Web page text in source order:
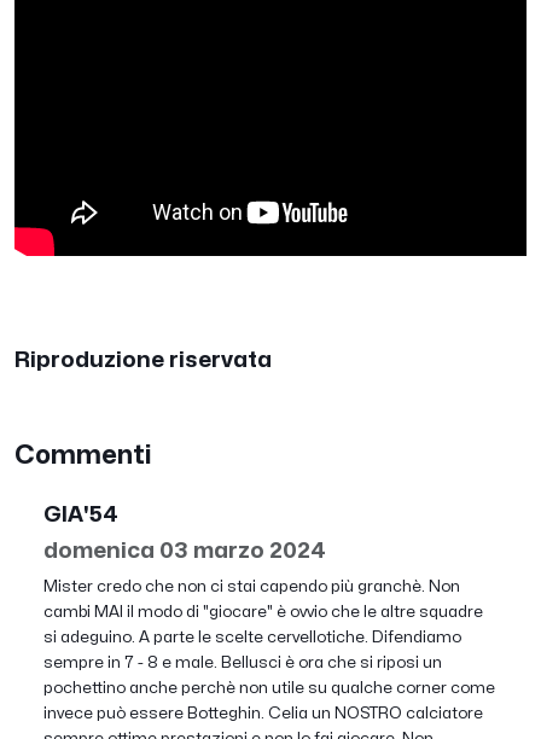
Riproduzione riservata
Commenti
GIA'54
domenica 03 marzo 2024
Mister credo che non ci stai capendo più granchè. Non
cambi MAI il modo di "giocare" è ovvio che le altre squadre
si adeguino. A parte le scelte cervellotiche. Difendiamo
sempre in 7 - 8 e male. Bellusci è ora che si riposi un
pochettino anche perchè non utile su qualche corner come
invece può essere Botteghin. Celia un NOSTRO calciatore